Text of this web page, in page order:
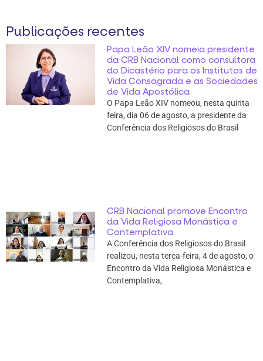
Publicações recentes
Papa Leão XIV nomeia presidente
da CRB Nacional como consultora
do Dicastério para os Institutos de
Vida Consagrada e as Sociedades
de Vida Apostólica
O Papa Leão XIV nomeou, nesta quinta
feira, dia 06 de agosto, a presidente da
Conferência dos Religiosos do Brasil
CRB Nacional promove Encontro
da Vida Religiosa Monástica e
Contemplativa
A Conferência dos Religiosos do Brasil
realizou, nesta terça-feira, 4 de agosto, o
Encontro da Vida Religiosa Monástica e
Contemplativa,